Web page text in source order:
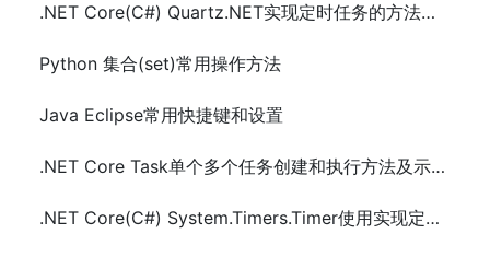
.NET Core(C#) Quartz.NET实现定时任务的方法及示例代码
Python 集合(set)常用操作方法
Java Eclipse常用快捷键和设置
.NET Core Task单个多个任务创建和执行方法及示例代码
.NET Core(C#) System.Timers.Timer使用实现定时任务及示例代码